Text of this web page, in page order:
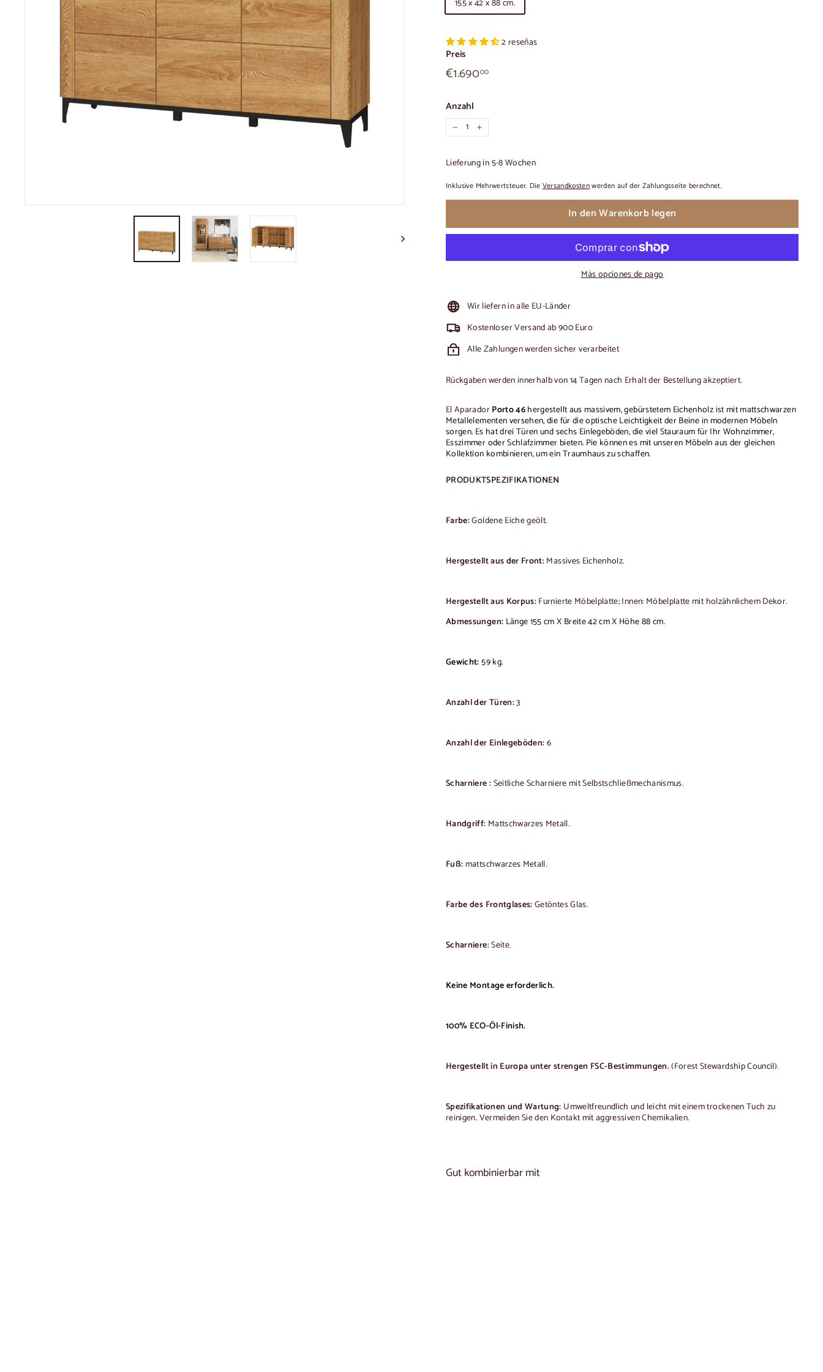
155 x 42 x 88 cm.
2 reseñas
Preis
Üblicher
Preis
€1.69000€1.690,00
Anzahl
− +
Lieferung in 5-8 Wochen
Inklusive Mehrwertsteuer. DieVersandkostenwerden auf der Zahlungsseite berechnet.
In den Warenkorb legen
Más opciones de pago
Wir liefern in alle EU-Länder
Kostenloser Versand ab 900 Euro
Alle Zahlungen werden sicher verarbeitet
Rückgaben werden innerhalb von 14 Tagen nach Erhalt der Bestellung akzeptiert.
El AparadorPorto 46hergestelltaus massivem, gebürstetem Eichenholz ist mit mattschwarzen
Metallelementen versehen, die für die optische Leichtigkeit der Beine in modernen Möbeln
sorgen. Es hat drei Türen und sechs Einlegeböden, die viel Stauraum für Ihr Wohnzimmer,
Esszimmer oder Schlafzimmer bieten. Pie können es mit unseren Möbeln aus der gleichen
Kollektion kombinieren, um ein Traumhaus zu schaffen.
PRODUKTSPEZIFIKATIONEN
Farbe:Goldene Eiche geölt.
Hergestellt aus der Front:Massives Eichenholz.
Hergestellt aus Korpus:Furnierte Möbelplatte;Innen: Möbelplatte mit holzähnlichem Dekor.
Abmessungen: Länge 155 cm X Breite 42 cm X Höhe 88 cm.
Gewicht:59 kg.
Anzahl der Türen:3
Anzahl der Einlegeböden:6
Scharniere :Seitliche Scharniere mit Selbstschließmechanismus.
Handgriff: Mattschwarzes Metall.
Fuß:mattschwarzes Metall.
Farbe des Frontglases:Getöntes Glas.
Scharniere:Seite.
Keine Montage erforderlich.
100% ECO-Öl-Finish.
Hergestellt in Europa unter strengen FSC-Bestimmungen.(Forest Stewardship Council).
Spezifikationen und Wartung: Umweltfreundlich und leicht mit einem trockenen Tuch zu
reinigen.Vermeiden Sie den Kontakt mit aggressiven Chemikalien.
Gut kombinierbar mit